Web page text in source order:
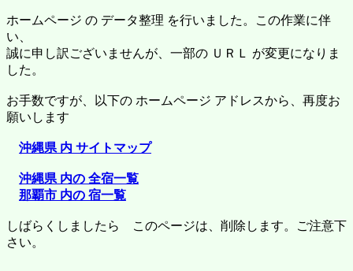
ホームページ の データ整理 を行いました。この作業に伴
い、
誠に申し訳ございませんが、一部の ＵＲＬ が変更になりま
した。
お手数ですが、以下の ホームページ アドレスから、再度お
願いします
沖縄県 内 サイトマップ
沖縄県 内の 全宿一覧
那覇市 内の 宿一覧
しばらくしましたら このページは、削除します。ご注意下
さい。